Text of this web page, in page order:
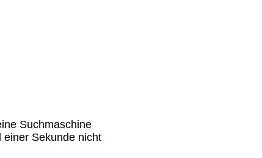
Suchmaschine
einer Sekunde nicht